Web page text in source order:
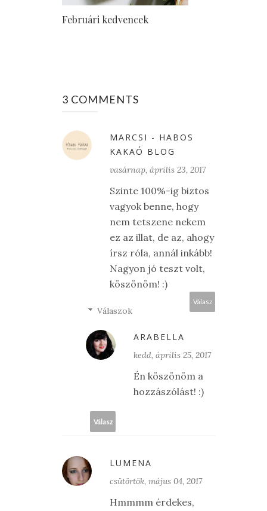
Februári kedvencek
3 COMMENTS
MARCSI - HABOS
KAKAÓ BLOG
vasárnap, április 23, 2017
Szinte 100%-ig biztos
vagyok benne, hogy
nem tetszene nekem
ez az illat, de az, ahogy
írsz róla, annál inkább!
Nagyon jó teszt volt,
köszönöm! :)
Válasz
Válaszok
ARABELLA
kedd, április 25, 2017
Én köszönöm a
hozzászólást! :)
Válasz
LUMENA
csütörtök, május 04, 2017
Hmmmm érdekes,